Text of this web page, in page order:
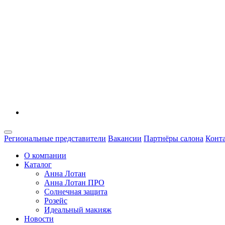
Региональные представители Вакансии Партнёры салона
О компании
Каталог
Анна Лотан
Анна Лотан ПРО
Солнечная защита
Розейс
Идеальный макияж
Новости